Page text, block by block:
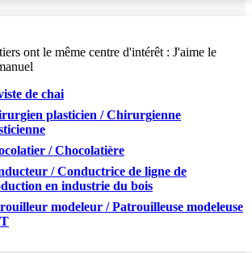
ont le même centre d'intérêt : J'aime le
de chai
plasticien / Chirurgienne
/ Chocolatière
/ Conductrice de ligne de
en industrie du bois
modeleur / Patrouilleuse modeleuse